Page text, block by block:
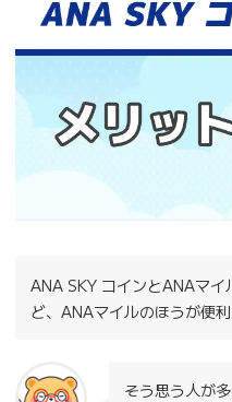
ANA SKY コインとANAマイ
ど、ANAマイルのほうが便
そう思う人が